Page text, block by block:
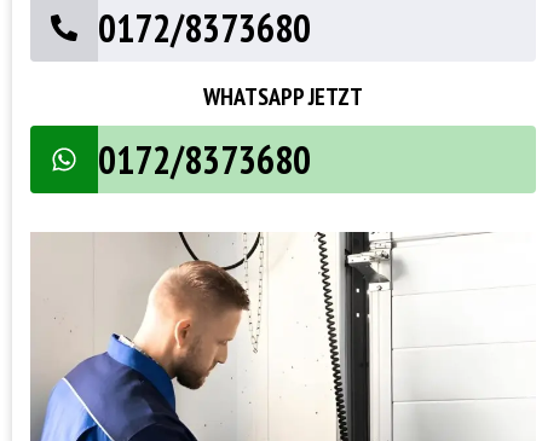
0172/8373680
WHATSAPP JETZT
0172/8373680